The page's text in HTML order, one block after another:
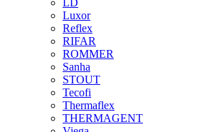
Luxor
Reflex
RIFAR
ROMMER
Sanha
STOUT
Tecofi
Thermaflex
THERMAGENT